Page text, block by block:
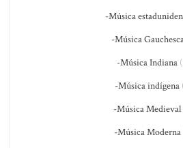
-Música
-Música
-Música Indiana
-Música indígena
-Música Medieval
-Música Moderna